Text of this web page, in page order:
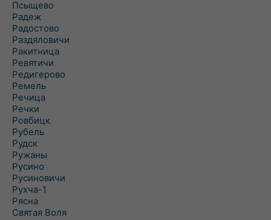
Псыщево
Радеж
Радостово
Раздяловичи
Ракитница
Ревятичи
Редигерово
Ремель
Речица
Речки
Ровбицк
Рубель
Рудск
Ружаны
Русино
Русиновичи
Рухча-1
Рясна
Святая Воля